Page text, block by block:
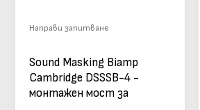
Направи запитване
Sound Masking Biamp
Cambridge DSSSB-4 -
монтажен мост за